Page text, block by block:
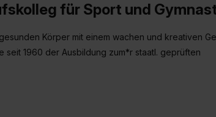
angemessenes Datenschutzniveau (EuGH –
für die Zukunft ganz oder teilweise über
widerrufen. Weitere Informationen
Weitere Informationen:Datenschutzerklärung
für Sport und
Körper mit einem wachen und kreativen
1960 der Ausbildung zum*r staatl. geprüften